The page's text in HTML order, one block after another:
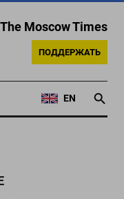
Moscow Times
ПОДДЕРЖАТЬ
EN